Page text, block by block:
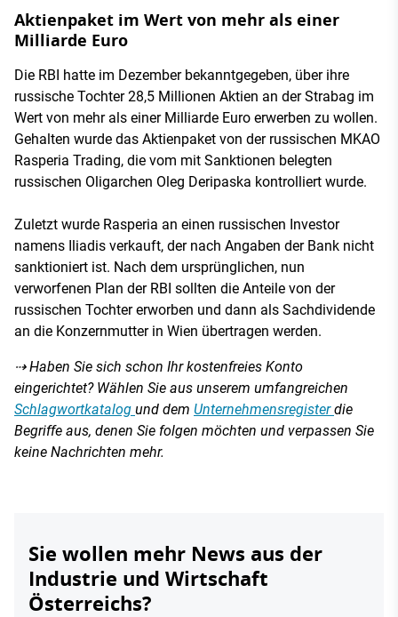
Aktienpaket im Wert von mehr als einer
Milliarde Euro
Die RBI hatte im Dezember bekanntgegeben, über ihre
russische Tochter 28,5 Millionen Aktien an der Strabag im
Wert von mehr als einer Milliarde Euro erwerben zu wollen.
Gehalten wurde das Aktienpaket von der russischen MKAO
Rasperia Trading, die vom mit Sanktionen belegten
russischen Oligarchen Oleg Deripaska kontrolliert wurde.
Zuletzt wurde Rasperia an einen russischen Investor
namens Iliadis verkauft, der nach Angaben der Bank nicht
sanktioniert ist. Nach dem ursprünglichen, nun
verworfenen Plan der RBI sollten die Anteile von der
russischen Tochter erworben und dann als Sachdividende
an die Konzernmutter in Wien übertragen werden.
⇢ Haben Sie sich schon Ihr kostenfreies Konto
eingerichtet? Wählen Sie aus unserem umfangreichen
Schlagwortkatalog und dem Unternehmensregisterdie
Begriffe aus, denen Sie folgen möchten und verpassen Sie
keine Nachrichten mehr.
Sie wollen mehr News aus der
Industrie und Wirtschaft
Österreichs?